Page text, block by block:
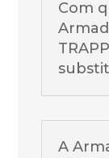
Com
A